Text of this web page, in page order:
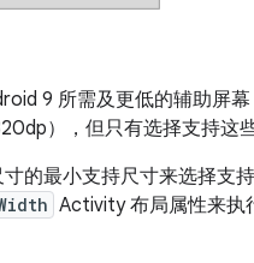
9 所需及更低的辅助屏
），但只有选择支持这
的最小支持尺寸来选择支
Activity 布局属性来执